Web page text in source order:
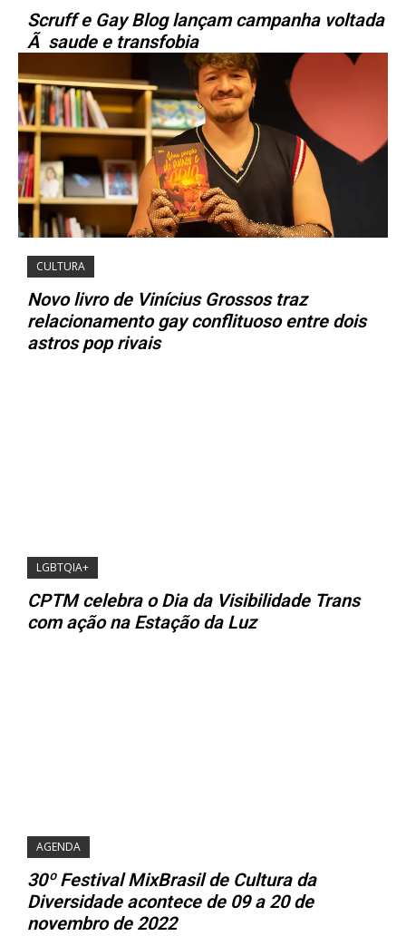
Scruff e Gay Blog lançam campanha voltada
Ã saude e transfobia
CULTURA
Novo livro de Vinícius Grossos traz
relacionamento gay conflituoso entre dois
astros pop rivais
LGBTQIA+
CPTM celebra o Dia da Visibilidade Trans
com ação na Estação da Luz
AGENDA
30º Festival MixBrasil de Cultura da
Diversidade acontece de 09 a 20 de
novembro de 2022